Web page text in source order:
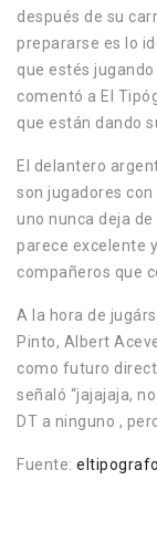
después de su
prepararse es lo
que estés
comentó a El
que están dando
El delantero
son jugadores
uno nunca deja
parece excelente
compañeros que
A la hora de
Pinto, Albert
como futuro
señaló “jajajaja,
DT a ninguno ,
Fuente: